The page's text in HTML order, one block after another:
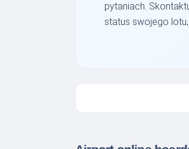
pytaniach.
status swojego